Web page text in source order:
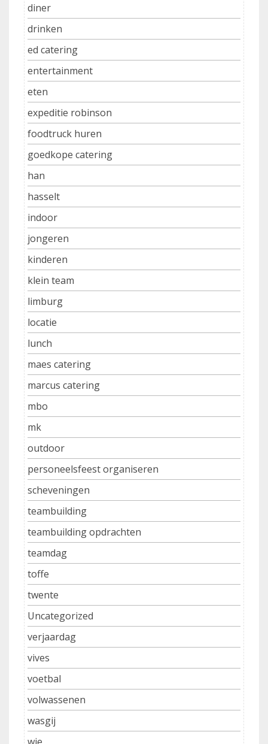
diner
drinken
ed catering
entertainment
eten
expeditie robinson
foodtruck huren
goedkope catering
han
hasselt
indoor
jongeren
kinderen
klein team
limburg
locatie
lunch
maes catering
marcus catering
mbo
mk
outdoor
personeelsfeest organiseren
scheveningen
teambuilding
teambuilding opdrachten
teamdag
toffe
twente
Uncategorized
verjaardag
vives
voetbal
volwassenen
wasgij